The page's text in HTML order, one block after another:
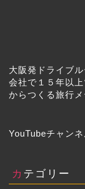
大阪発ドライブ
会社で１５年以
からつくる旅行メ
YouTubeチャン
カテゴリー